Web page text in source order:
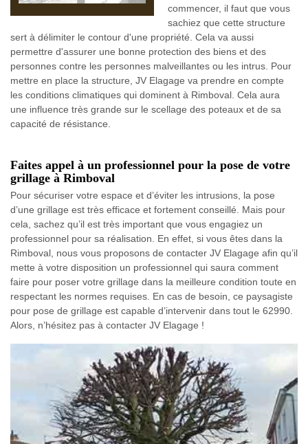
commencer, il faut que vous
sachiez que cette structure
sert à délimiter le contour d'une propriété. Cela va aussi
permettre d'assurer une bonne protection des biens et des
personnes contre les personnes malveillantes ou les intrus. Pour
mettre en place la structure, JV Elagage va prendre en compte
les conditions climatiques qui dominent à Rimboval. Cela aura
une influence très grande sur le scellage des poteaux et de sa
capacité de résistance.
Faites appel à un professionnel pour la pose de votre
grillage à Rimboval
Pour sécuriser votre espace et d’éviter les intrusions, la pose
d’une grillage est très efficace et fortement conseillé. Mais pour
cela, sachez qu’il est très important que vous engagiez un
professionnel pour sa réalisation. En effet, si vous êtes dans la
Rimboval, nous vous proposons de contacter JV Elagage afin qu’il
mette à votre disposition un professionnel qui saura comment
faire pour poser votre grillage dans la meilleure condition toute en
respectant les normes requises. En cas de besoin, ce paysagiste
pour pose de grillage est capable d’intervenir dans tout le 62990.
Alors, n’hésitez pas à contacter JV Elagage !